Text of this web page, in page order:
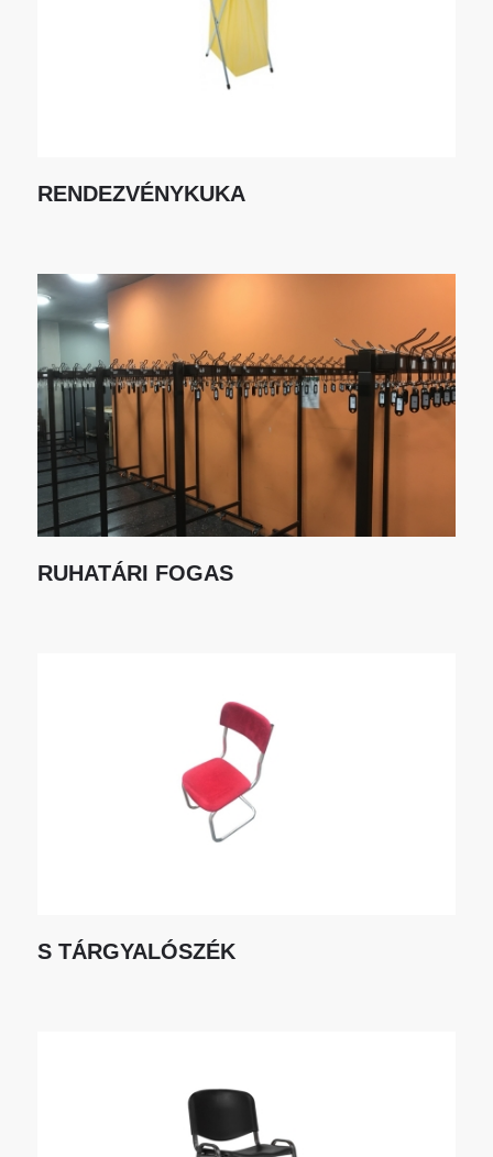
RENDEZVÉNYKUKA
RUHATÁRI FOGAS
S TÁRGYALÓSZÉK